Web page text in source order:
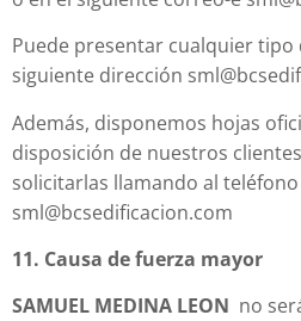
Puede presentar cualquier tipo
siguiente dirección
Además, disponemos hojas
disposición de nuestros
solicitarlas llamando al
sml@bcsedificacion.com
11. Causa de fuerza mayor
SAMUEL MEDINA LEON no